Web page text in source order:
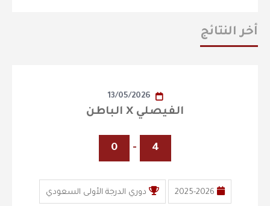
أخر النتائج
13/05/2026
الفيصلي X الباطن
4
-
0
2025-2026 دوري الدرجة الأولى السعودي